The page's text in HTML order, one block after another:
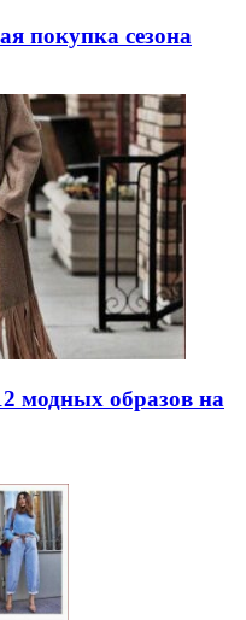
покупка сезона
модных образов на